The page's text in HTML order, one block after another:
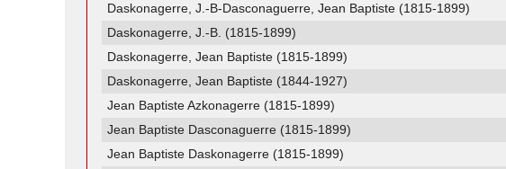
Daskonagerre, J.-B-Dasconaguerre, Jean Baptiste (1815-1899)
Daskonagerre, J.-B. (1815-1899)
Daskonagerre, Jean Baptiste (1815-1899)
Daskonagerre, Jean Baptiste (1844-1927)
Jean Baptiste Azkonagerre (1815-1899)
Jean Baptiste Dasconaguerre (1815-1899)
Jean Baptiste Daskonagerre (1815-1899)